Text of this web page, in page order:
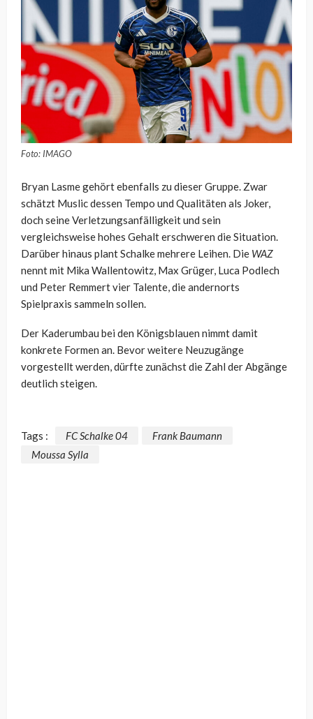
Foto: IMAGO
Bryan Lasme gehört ebenfalls zu dieser Gruppe. Zwar
schätzt Muslic dessen Tempo und Qualitäten als Joker,
doch seine Verletzungsanfälligkeit und sein
vergleichsweise hohes Gehalt erschweren die Situation.
Darüber hinaus plant Schalke mehrere Leihen. Die WAZ
nennt mit Mika Wallentowitz, Max Grüger, Luca Podlech
und Peter Remmert vier Talente, die andernorts
Spielpraxis sammeln sollen.
Der Kaderumbau bei den Königsblauen nimmt damit
konkrete Formen an. Bevor weitere Neuzugänge
vorgestellt werden, dürfte zunächst die Zahl der Abgänge
deutlich steigen.
Tags : FC Schalke 04
Frank Baumann
Moussa Sylla